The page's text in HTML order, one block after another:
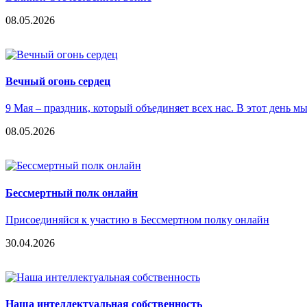
08.05.2026
Вечный огонь сердец
9 Мая – праздник, который объединяет всех нас. В этот день
08.05.2026
Бессмертный полк онлайн
Присоединяйся к участию в Бессмертном полку онлайн
30.04.2026
Наша интеллектуальная собственность